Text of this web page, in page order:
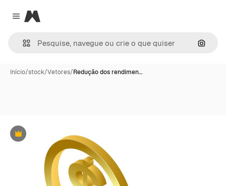
Close menu
Magnific
Início/stock/Vetores/Redução dos rendimen…
Premium